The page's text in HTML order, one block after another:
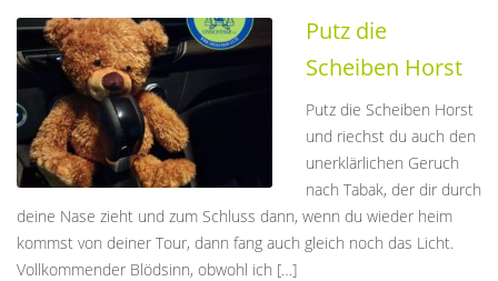
Putz die
Scheiben Horst
Putz die Scheiben Horst
und riechst du auch den
unerklärlichen Geruch
nach Tabak, der dir durch
deine Nase zieht und zum Schluss dann, wenn du wieder heim
kommst von deiner Tour, dann fang auch gleich noch das Licht.
Vollkommender Blödsinn, obwohl ich […]